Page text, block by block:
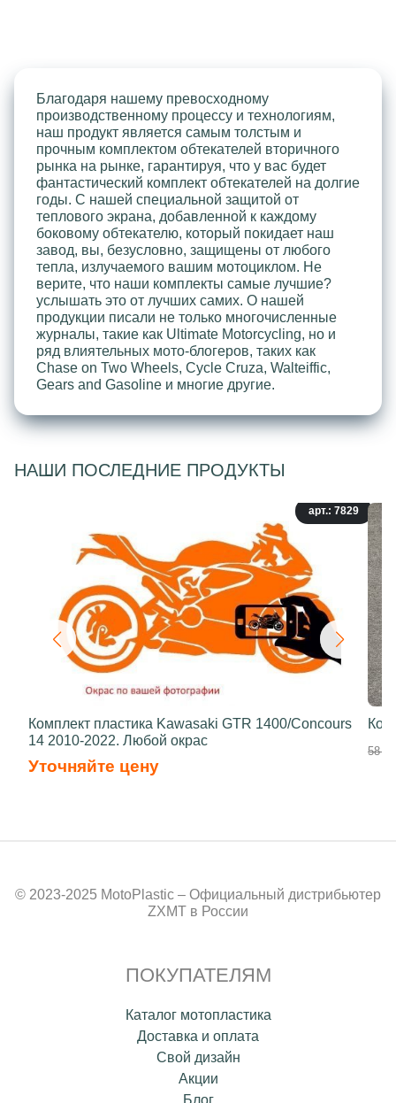
Благодаря нашему превосходному
производственному процессу и технологиям,
наш продукт является самым толстым и
прочным комплектом обтекателей вторичного
рынка на рынке, гарантируя, что у вас будет
фантастический комплект обтекателей на долгие
годы. С нашей специальной защитой от
теплового экрана, добавленной к каждому
боковому обтекателю, который покидает наш
завод, вы, безусловно, защищены от любого
тепла, излучаемого вашим мотоциклом. Не
верите, что наши комплекты самые лучшие?
услышать это от лучших самих. О нашей
продукции писали не только многочисленные
журналы, такие как Ultimate Motorcycling, но и
ряд влиятельных мото-блогеров, таких как
Chase on Two Wheels, Cycle Cruza, Walteiffic,
Gears and Gasoline и многие другие.
НАШИ ПОСЛЕДНИЕ ПРОДУКТЫ
арт.: 7829
Комплект пластика Kawasaki GTR 1400/Concours
14 2010-2022. Любой окрас
Уточняйте цену
58
© 2023-2025 MotoPlastic – Официальный дистрибьютер
ZXMT в России
ПОКУПАТЕЛЯМ
Каталог мотопластика
Доставка и оплата
Свой дизайн
Акции
Блог